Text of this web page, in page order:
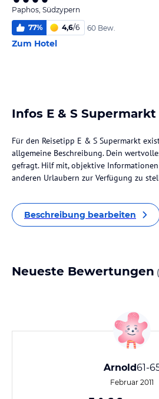
Paphos, Südzypern
77% 4,6/6 60 Bew.
Zum Hotel
Infos E & S Supermarkt
Für den Reisetipp E & S Supermarkt
allgemeine Beschreibung. Dein
gefragt. Hilf mit, objektive
anderen Urlaubern zur Verfügung zu
Beschreibung bearbeiten
Neueste Bewertungen
Arnold61-
Februar 2011